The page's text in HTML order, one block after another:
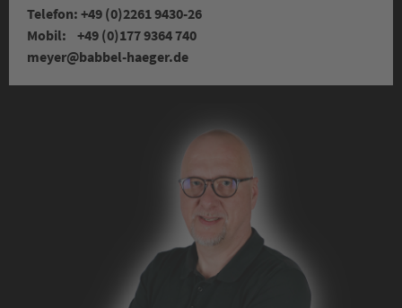
Telefon: +49 (0)2261 9430-26
Mobil: +49 (0)177 9364 740
meyer@babbel-haeger.de